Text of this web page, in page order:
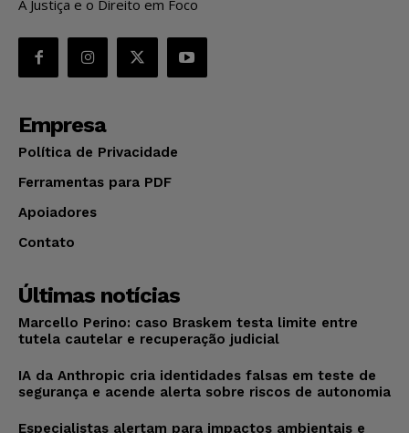
A Justiça e o Direito em Foco
Empresa
Política de Privacidade
Ferramentas para PDF
Apoiadores
Contato
Últimas notícias
Marcello Perino: caso Braskem testa limite entre
tutela cautelar e recuperação judicial
IA da Anthropic cria identidades falsas em teste de
segurança e acende alerta sobre riscos de autonomia
Especialistas alertam para impactos ambientais e